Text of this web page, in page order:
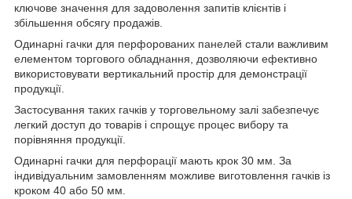
ключове значення для задоволення запитів клієнтів і
збільшення обсягу продажів.
Одинарні гачки для перфорованих панелей стали важливим
елементом торгового обладнання, дозволяючи ефективно
використовувати вертикальний простір для демонстрації
продукції.
Застосування таких гачків у торговельному залі забезпечує
легкий доступ до товарів і спрощує процес вибору та
порівняння продукції.
Одинарні гачки для перфорації мають крок 30 мм. За
індивідуальним замовленням можливе виготовлення гачків із
кроком 40 або 50 мм.